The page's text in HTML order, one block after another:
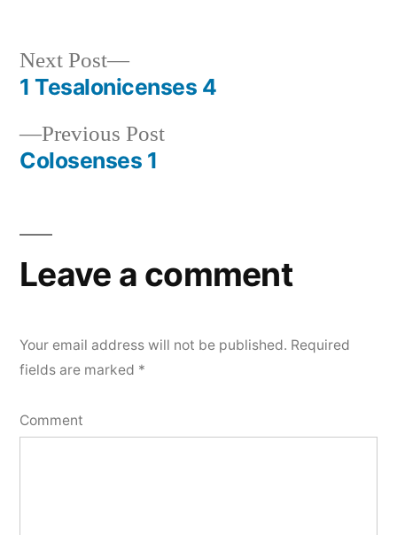
Post
navigation
Previous PostPrevious
Colosenses 1
Next Post
Next
post:
1 Tesalonicenses 4
Leave a comment
Your email address will not be published. Required
fields are marked *
Comment